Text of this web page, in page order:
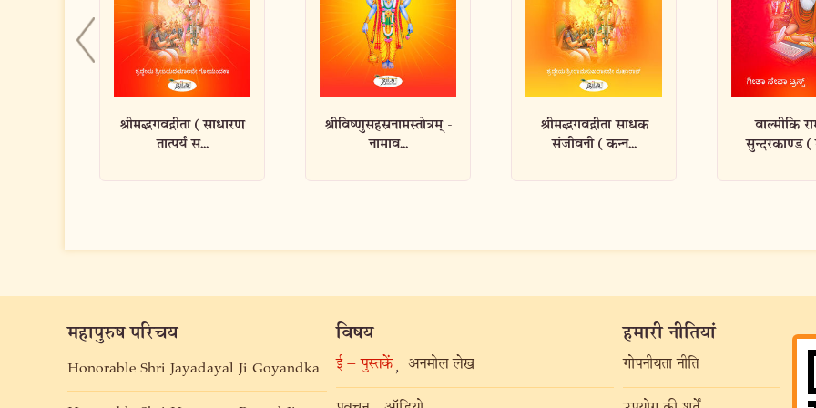
श्रीविष्णुसहस्रनामस्तोत्रम् -
नामाव...
श्रीमद्भगवद्गीता साधक
संजीवनी (कन्न...
वाल्मीकि रामायण
सुन्दरकाण्ड (कन्नड़...
संक्षिप्त
महापुरुष परिचय
Honorable Shri Jayadayal Ji Goyandka
विषय
ई – पुस्तकें , अनमोल लेख
हमारी नीतियां
गोपनीयता नीति